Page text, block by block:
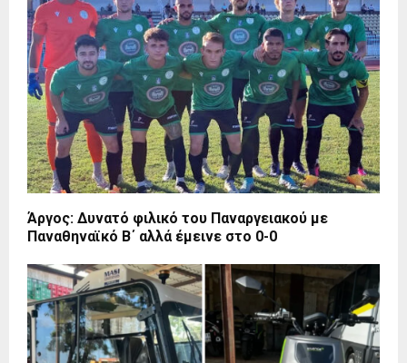
Άργος: Δυνατό φιλικό του Παναργειακού με
Παναθηναϊκό Β΄ αλλά έμεινε στο 0-0